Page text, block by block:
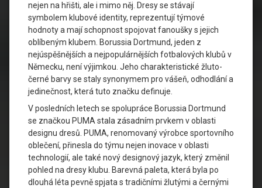
nejen na hřišti, ale i mimo něj. Dresy se stávají
symbolem klubové identity, reprezentují týmové
hodnoty a mají schopnost spojovat fanoušky s jejich
oblíbeným klubem. Borussia Dortmund, jeden z
nejúspěšnějších a nejpopulárnějších fotbalových klubů v
Německu, není výjimkou. Jeho charakteristické žluto-
černé barvy se staly synonymem pro vášeň, odhodlání a
jedinečnost, která tuto značku definuje.
V posledních letech se spolupráce Borussia Dortmund
se značkou PUMA stala zásadním prvkem v oblasti
designu dresů. PUMA, renomovaný výrobce sportovního
oblečení, přinesla do týmu nejen inovace v oblasti
technologií, ale také nový designový jazyk, který změnil
pohled na dresy klubu. Barevná paleta, která byla po
dlouhá léta pevně spjata s tradičními žlutými a černými